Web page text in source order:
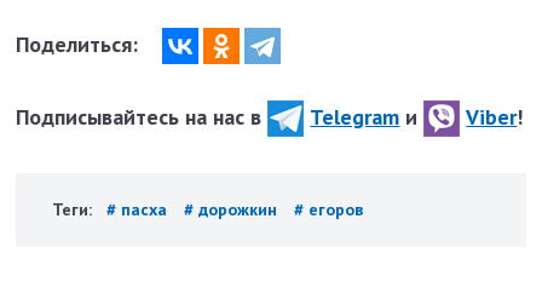
Поделиться:
Подписывайтесь на нас в Telegram и Viber!
Теги: # пасха # дорожкин # егоров